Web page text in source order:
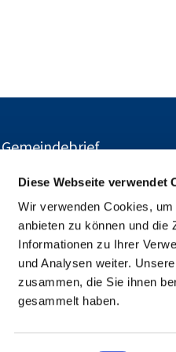
Diese Webseite verwendet
Wir verwenden Cookies,
anbieten zu können und die
Informationen zu Ihrer
und Analysen weiter.
zusammen, die Sie ihnen
gesammelt haben.
Gemeindebrief
